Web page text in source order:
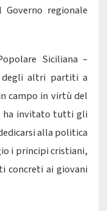
regionale
Siciliana –
degli altri partiti a
campo in virtù del
ha invitato tutti gli
alla politica
i principi cristiani,
concreti ai giovani